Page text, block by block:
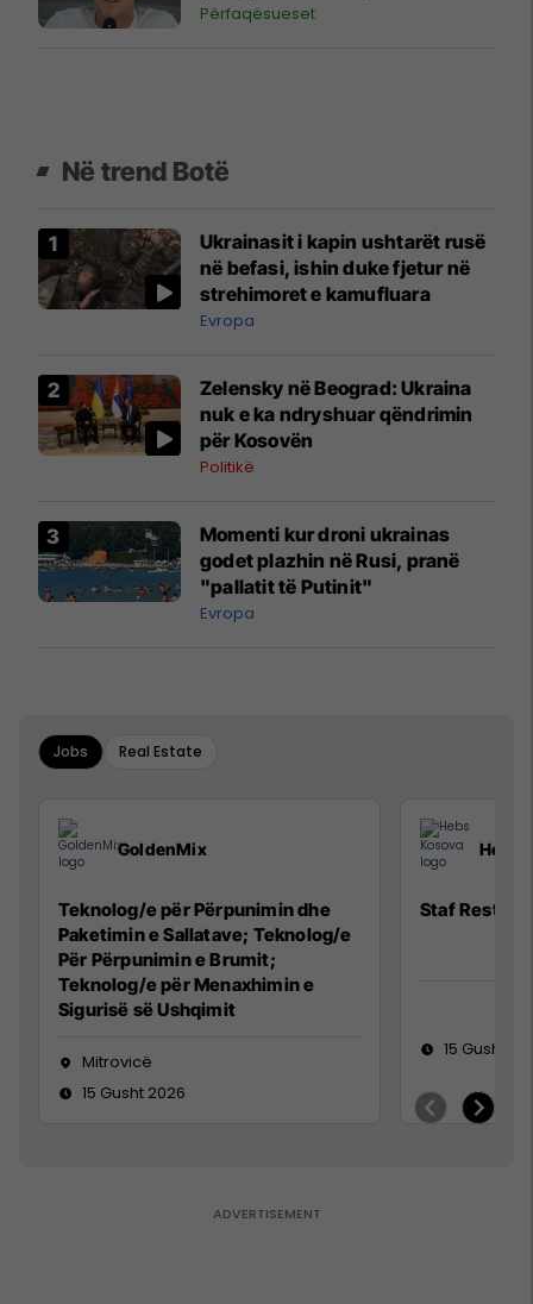
Përfaqësueset
Në trend Botë
Ukrainasit i kapin ushtarët rusë
në befasi, ishin duke fjetur në
strehimoret e kamufluara
Evropa
Zelensky në Beograd: Ukraina
nuk e ka ndryshuar qëndrimin
për Kosovën
Politikë
Momenti kur droni ukrainas
godet plazhin në Rusi, pranë
"pallatit të Putinit"
Evropa
Jobs Real Estate
GoldenMix
Teknolog/e për Përpunimin dhe
Paketimin e Sallatave; Teknolog/e
Për Përpunimin e Brumit;
Teknolog/e për Menaxhimin e
Sigurisë së Ushqimit
Mitrovicë
15 Gusht 2026
Hebs
Staf
15 Gusht